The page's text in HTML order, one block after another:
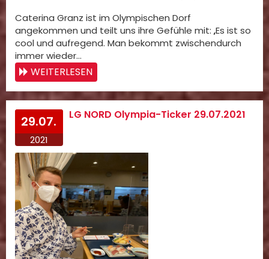
Caterina Granz ist im Olympischen Dorf
angekommen und teilt uns ihre Gefühle mit: „Es ist so
cool und aufregend. Man bekommt zwischendurch
immer wieder…
WEITERLESEN
29.07.
2021
LG NORD Olympia-Ticker 29.07.2021